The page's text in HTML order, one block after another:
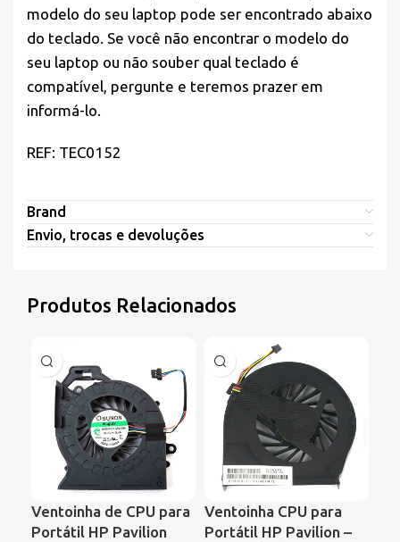
modelo do seu laptop pode ser encontrado abaixo
do teclado. Se você não encontrar o modelo do
seu laptop ou não souber qual teclado é
compatível, pergunte e teremos prazer em
informá-lo.
REF: TEC0152
Brand
Envio, trocas e devoluções
Produtos Relacionados
Ventoinha de CPU para
Portátil HP Pavilion
Ventoinha CPU para
Portátil HP Pavilion –